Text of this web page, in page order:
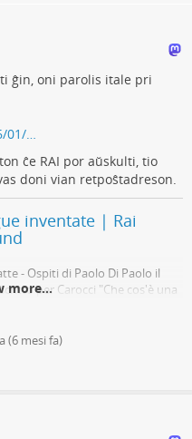
ĝin, oni parolis itale pri
01/…
ĉe RAI por aŭskulti, tio
doni vian retpoŝtadreson.
inventate | Rai
- Ospiti di Paolo Di Paolo il
per Carocci "Che cos'è una
autrice di "Se i bradipi
more...
(6 mesi fa)